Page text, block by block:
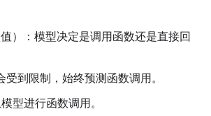
值）：模型决定是调用函数还是直接回
受到限制，始终预测函数调用。
模型进行函数调用。